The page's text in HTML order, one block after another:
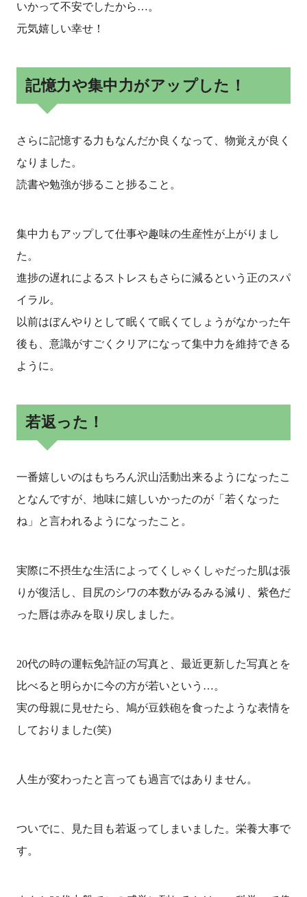
いかって不安でしたから…。
元気嬉しい幸せ！
記憶力や集中力がアップした！
さらに記憶する力もなんだか良くなって、物覚えが良く
なりました。
読書や勉強が捗ること捗ること。
集中力もアップして仕事や趣味の生産性が上がりまし
た。
進捗の遅れによるストレスもさらに減るという正のスパ
イラル。
以前はぼんやりとして眠くて眠くてしょうがなかった午
後も、意識がすごくクリアになって集中力を維持できる
ように。
若返った！
一番嬉しいのはもちろん沢山活動出来るようになったこ
となんですが、地味に嬉しいかったのが「若くなった
ね」と言われるようになったこと。
実際に不摂生な生活によってくしゃくしゃだった肌は張
りが復活し、目尻のシワの本数がみるみる減り、紫色だ
った唇は赤みを取り戻しました。
20代の時の運転免許証の写真と、最近更新した写真とを
比べると明らかに今の方が若いという…。
実の母親に見せたら、鳩が豆鉄砲を食ったような表情を
しておりました(笑)
人生が変わったと言っても過言ではありません。
ついでに、見た目も若返ってしまいました。栄養大事で
す。